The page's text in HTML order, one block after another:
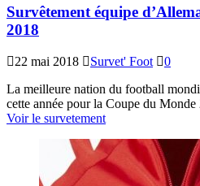
Survêtement équipe
2018
22 mai 2018 Survet' Foot
0
La meilleure nation du football
cette année pour la Coupe du
Voir le survetement